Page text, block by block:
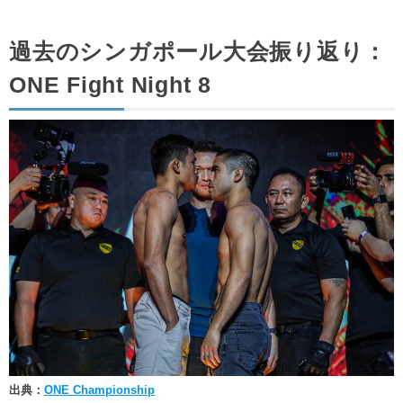
過去のシンガポール大会振り返り：
ONE Fight Night 8
出典： ONE Championship